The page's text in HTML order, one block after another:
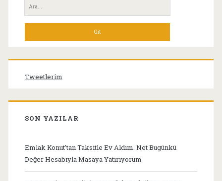
Menü
Ara:
Tweetlerim
SON YAZILAR
Emlak Konut’tan Taksitle Ev Aldım. Net Bugünkü
Değer Hesabıyla Masaya Yatırıyorum